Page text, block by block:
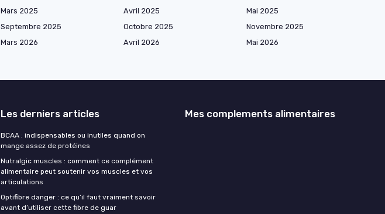
Mars 2025 Avril 2025
Mai 2025
Septembre 2025 Octobre 2025
Novembre 2025
Mars 2026 Avril 2026
Mai 2026
Les derniers articles
BCAA : indispensables ou inutiles quand on
mange assez de protéines
Nutralgic muscles : comment ce complément
alimentaire peut soutenir vos muscles et vos
articulations
Optifibre danger : ce qu’il faut vraiment savoir
avant d’utiliser cette fibre de guar
Mes complements alimentaires